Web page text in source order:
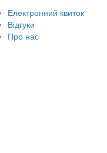
Електронний квиток
Відгуки
Про нас